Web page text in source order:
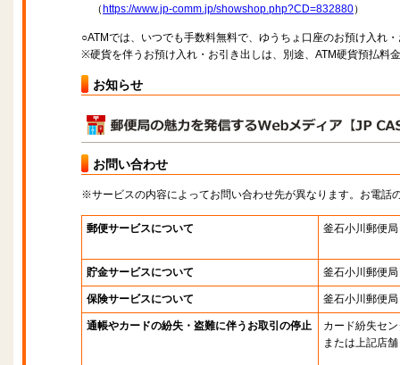
（ https://www.jp-comm.jp/showshop.php?CD=832880）
○ATMでは、いつでも手数料無料で、ゆうちょ口座のお預け入れ
※硬貨を伴うお預け入れ・お引き出しは、別途、ATM硬貨預払料
お知らせ
お問い合わせ
※サービスの内容によってお問い合わせ先が異なります。お電話
郵便サービスについて 釜石小川郵便局
貯金サービスについて 釜石小川郵便局
保険サービスについて 釜石小川郵便局
通帳やカードの紛失・盗難に伴うお取引の停止
カード紛失セ
または上記店舗